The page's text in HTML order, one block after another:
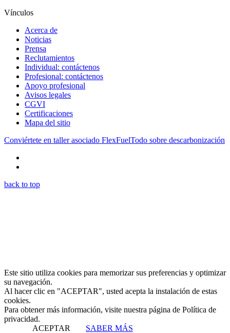
Vínculos
Acerca de
Noticias
Prensa
Reclutamientos
Individual: contáctenos
Profesional: contáctenos
Apoyo profesional
Avisos legales
CGVI
Certificaciones
Mapa del sitio
Conviértete en taller asociado FlexFuelTodo sobre descarbonización
back to top
Este sitio utiliza cookies para memorizar sus preferencias y optimizar
su navegación.
Al hacer clic en "ACEPTAR", usted acepta la instalación de estas
cookies.
Para obtener más información, visite nuestra página de Política de
privacidad.
ACEPTAR
SABER MÁS